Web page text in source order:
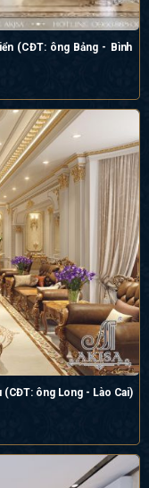
(CĐT: ông Bảng - Bình
(CĐT: ông Long - Lào Cai)